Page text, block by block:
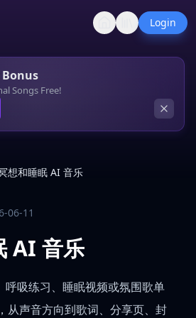
Login
Songs Free!
想和睡眠 AI 音乐
06-11
AI 音乐
呼吸练习、睡眠视频或氛围歌单
从声音方向到歌词、分享页、封